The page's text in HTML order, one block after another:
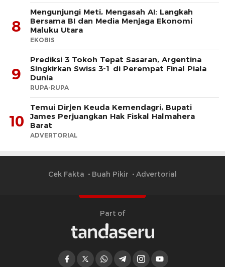
8
Mengunjungi Meti, Mengasah AI: Langkah
Bersama BI dan Media Menjaga Ekonomi
Maluku Utara
EKOBIS
9
Prediksi 3 Tokoh Tepat Sasaran, Argentina
Singkirkan Swiss 3-1 di Perempat Final Piala
Dunia
RUPA-RUPA
10
​Temui Dirjen Keuda Kemendagri, Bupati
James Perjuangkan Hak Fiskal Halmahera
Barat
ADVERTORIAL
Cek Fakta Buah Pikir Advertorial
Part of